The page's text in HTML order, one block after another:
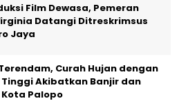
Film Dewasa, Pemeran
Datangi Ditreskrimsus
Jaya
Curah Hujan dengan
Akibatkan Banjir dan
Palopo